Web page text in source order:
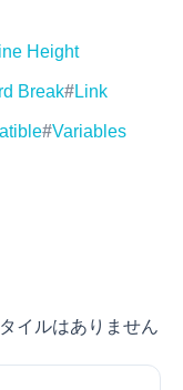
Height
Break Link
Variables
イルはありません